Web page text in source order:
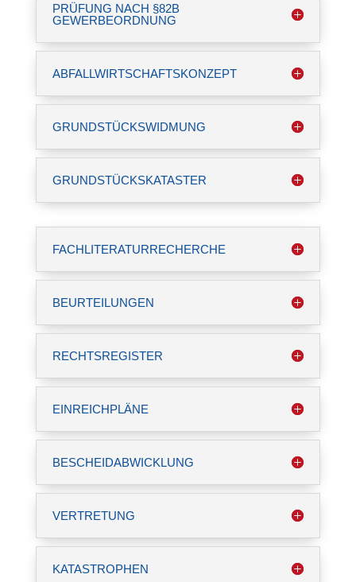
PRÜFUNG NACH §82B
GEWERBEORDNUNG
ABFALLWIRTSCHAFTSKONZEPT
GRUNDSTÜCKSWIDMUNG
GRUNDSTÜCKSKATASTER
FACHLITERATURRECHERCHE
BEURTEILUNGEN
RECHTSREGISTER
EINREICHPLÄNE
BESCHEIDABWICKLUNG
VERTRETUNG
KATASTROPHEN